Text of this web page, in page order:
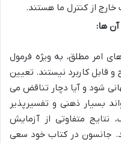
خارج از کنترل ما هستند.
آن ها:
امر مطلق، به ویژه فرمول
قابل کاربرد نیستند. تعیین
شود و آیا دچار تناقض می
بسیار ذهنی و تفسیرپذیر
نتایج متفاوتی از آزمایش
جانسون در کتاب خود سعی